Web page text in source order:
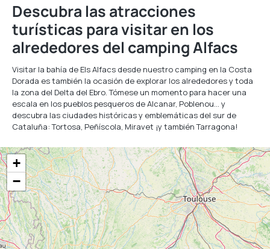
Descubra las atracciones
turísticas para visitar en los
alrededores del camping Alfacs
Visitar la bahía de Els Alfacs desde nuestro camping en la Costa
Dorada es también la ocasión de explorar los alrededores y toda
la zona del Delta del Ebro. Tómese un momento para hacer una
escala en los pueblos pesqueros de Alcanar, Poblenou… y
descubra las ciudades históricas y emblemáticas del sur de
Cataluña: Tortosa, Peñíscola, Miravet ¡y también Tarragona!
+
−